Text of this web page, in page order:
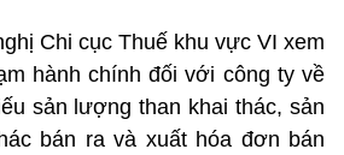
Chi cục Thuế khu vực VI xem
hành chính đối với công ty về
sản lượng than khai thác, sản
bán ra và xuất hóa đơn bán